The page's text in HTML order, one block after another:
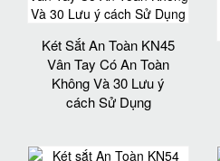
Két Sắt An Toàn KN45
Vân Tay Có An Toàn
Không Và 30 Lưu ý
cách Sử Dụng